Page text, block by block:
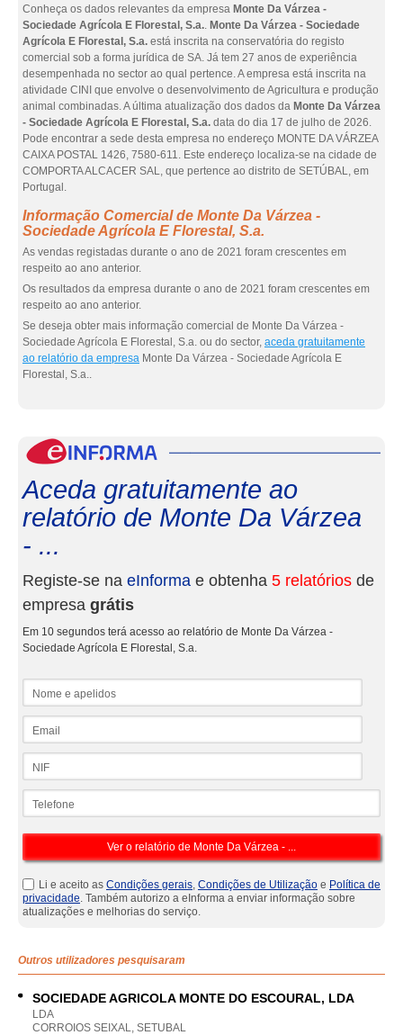
Conheça os dados relevantes da empresa Monte Da Várzea -
Sociedade Agrícola E Florestal, S.a.. Monte Da Várzea - Sociedade
Agrícola E Florestal, S.a. está inscrita na conservatória do registo
comercial sob a forma jurídica de SA. Já tem 27 anos de experiência
desempenhada no sector ao qual pertence. A empresa está inscrita na
atividade CINI que envolve o desenvolvimento de Agricultura e produção
animal combinadas. A última atualização dos dados da Monte Da Várzea
- Sociedade Agrícola E Florestal, S.a. data do dia 17 de julho de 2026.
Pode encontrar a sede desta empresa no endereço MONTE DA VÁRZEA
CAIXA POSTAL 1426, 7580-611. Este endereço localiza-se na cidade de
COMPORTA ALCACER SAL, que pertence ao distrito de SETÚBAL, em
Portugal.
Informação Comercial de Monte Da Várzea -
Sociedade Agrícola E Florestal, S.a.
As vendas registadas durante o ano de 2021 foram crescentes em
respeito ao ano anterior.
Os resultados da empresa durante o ano de 2021 foram crescentes em
respeito ao ano anterior.
Se deseja obter mais informação comercial de Monte Da Várzea -
Sociedade Agrícola E Florestal, S.a. ou do sector, aceda gratuitamente
ao relatório da empresa Monte Da Várzea - Sociedade Agrícola E
Florestal, S.a..
Aceda gratuitamente ao
relatório de Monte Da Várzea
- ...
Registe-se na eInforma e obtenha 5 relatórios de
empresa grátis
Em 10 segundos terá acesso ao relatório de Monte Da Várzea -
Sociedade Agrícola E Florestal, S.a.
Li e aceito as Condições gerais, Condições de Utilização e Política de
privacidade. Também autorizo a eInforma a enviar informação sobre
atualizações e melhorias do serviço.
Outros utilizadores pesquisaram
SOCIEDADE AGRICOLA MONTE DO ESCOURAL, LDA
LDA
CORROIOS SEIXAL, SETUBAL